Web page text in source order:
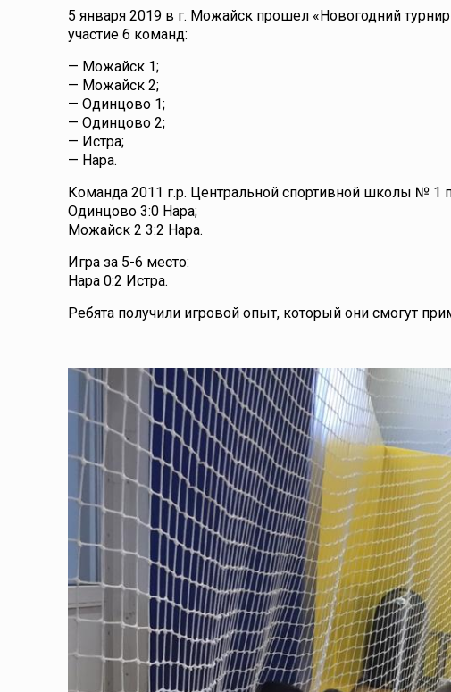
5 января 2019 в г. Можайск прошел «Новогодний
участие 6 команд:
— Можайск 1;
— Можайск 2;
— Одинцово 1;
— Одинцово 2;
— Истра;
— Нара.
Команда 2011 г.р. Центральной спортивной школы № 1
Одинцово 3:0 Нара;
Можайск 2 3:2 Нара.
Игра за 5-6 место:
Нара 0:2 Истра.
Ребята получили игровой опыт, который они смогут